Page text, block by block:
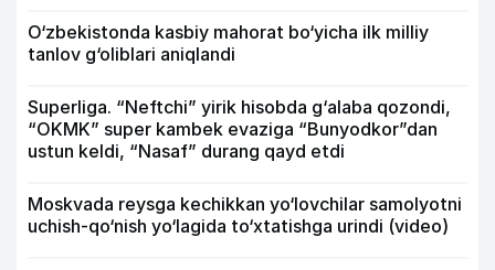
O‘zbekistonda kasbiy mahorat bo‘yicha ilk milliy
tanlov g‘oliblari aniqlandi
Superliga. “Neftchi” yirik hisobda g‘alaba qozondi,
“OKMK” super kambek evaziga “Bunyodkor”dan
ustun keldi, “Nasaf” durang qayd etdi
Moskvada reysga kechikkan yo‘lovchilar samolyotni
uchish-qo‘nish yo‘lagida to‘xtatishga urindi (video)